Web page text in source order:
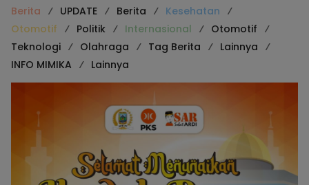
Berita UPDATE Berita
Kesehatan
Otomotif
Politik Internasional
Otomotif
Teknologi
Olahraga Tag Berita
Lainnya
INFO MIMIKA
Lainnya